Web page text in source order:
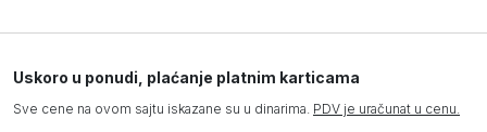
Uskoro u ponudi, plaćanje platnim karticama
Sve cene na ovom sajtu iskazane su u dinarima. PDV je uračunat u cenu.